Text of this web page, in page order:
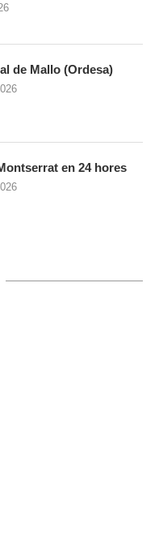
de Mallo (Ordesa)
en 24 hores